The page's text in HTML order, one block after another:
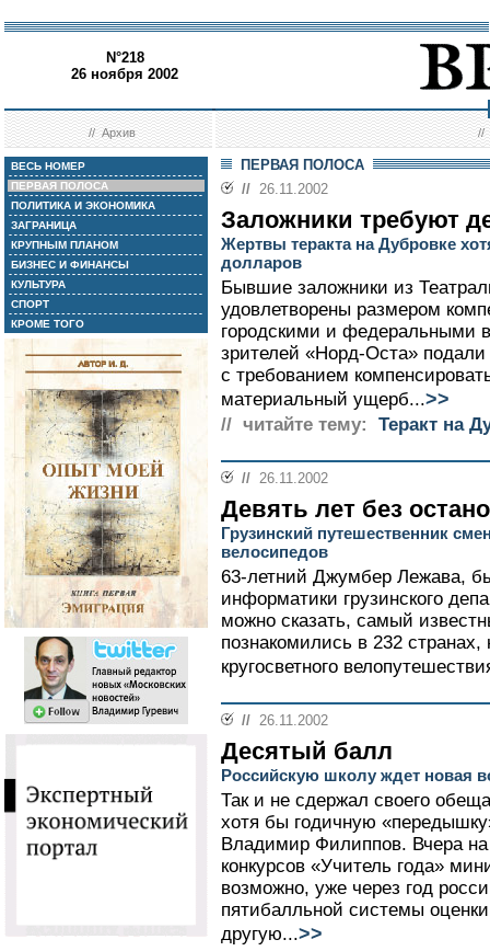
N°218
26 ноября 2002
//Архив //
ВЕСЬ НОМЕР
ПЕРВАЯ ПОЛОСА
ПОЛИТИКА И ЭКОНОМИКА
ЗАГРАНИЦА
КРУПНЫМ ПЛАНОМ
БИЗНЕС И ФИНАНСЫ
КУЛЬТУРА
СПОРТ
КРОМЕ ТОГО
ПЕРВАЯ ПОЛОСА
// 26.11.2002
Заложники требуют
Жертвы теракта на Дубровке
долларов
Бывшие заложники из
удовлетворены размером
городскими и федеральными
зрителей «Норд-Оста»
с требованием
материальный ущерб...>>
// читайте тему: Теракт на
// 26.11.2002
Девять лет без
Грузинский путешественник
велосипедов
63-летний Джумбер Лежава,
информатики грузинского
можно сказать, самый
познакомились в 232
кругосветного
// 26.11.2002
Десятый балл
Российскую школу ждет новая
Так и не сдержал своего
хотя бы годичную
Владимир Филиппов. Вчера
конкурсов «Учитель года»
возможно, уже через год
пятибалльной системы
другую...>>